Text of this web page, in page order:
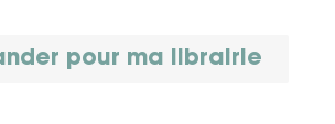
pour ma librairie